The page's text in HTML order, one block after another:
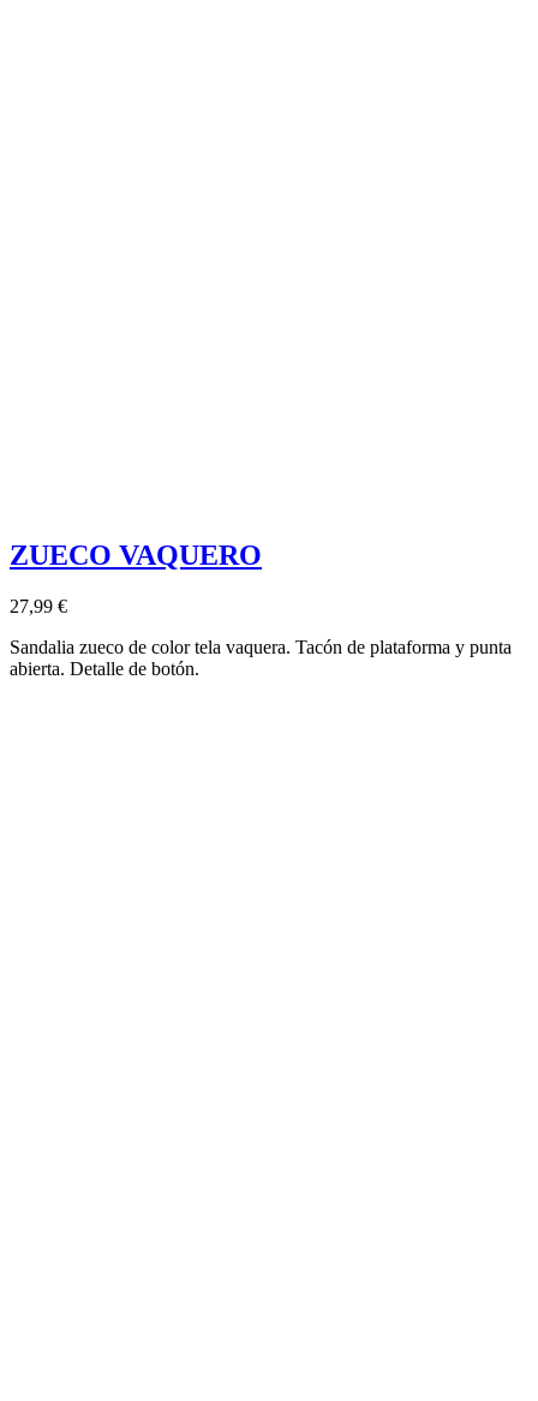
ZUECO VAQUERO
27,99 €
Sandalia zueco de color tela vaquera. Tacón de plataforma y punta
abierta. Detalle de botón.